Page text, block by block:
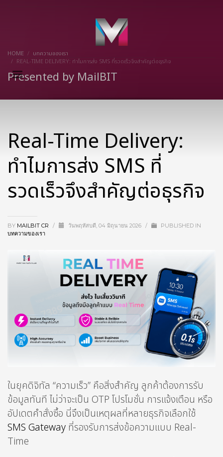
HOME
บทความของเรา
REAL-TIME DELIVERY: ทำไมการส่ง SMS ที่รวดเร็วจึงสำคัญต่อธุรกิจ
Presented by MailBIT
Real-Time Delivery:
ทำไมการส่ง SMS ที่
รวดเร็วจึงสำคัญต่อธุรกิจ
BY MAILBIT CR / วันพฤหัสบดี, 04 มิถุนายน 2026 /
PUBLISHED IN
บทความของเรา
ในยุคดิจิทัล “ความเร็ว” คือสิ่งสำคัญ ลูกค้าต้องการรับ
ข้อมูลทันที ไม่ว่าจะเป็น OTP โปรโมชั่น การแจ้งเตือน หรือ
อัปเดตคำสั่งซื้อ นี่จึงเป็นเหตุผลที่หลายธุรกิจเลือกใช้
SMS Gateway ที่รองรับการส่งข้อความแบบ Real-
Time